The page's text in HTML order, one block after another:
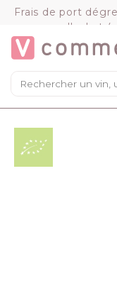
Frais de port
d'achat
Mon panier
Chargement
VOIR LE
Panneau de